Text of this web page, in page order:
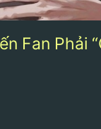
Fan Phải